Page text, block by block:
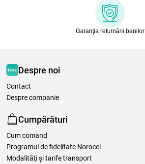
Garanţia returnării banilor
Despre noi
Contact
Despre companie
Cumpărături
Cum comand
Programul de fidelitate Norocei
Modalităţi şi tarife transport